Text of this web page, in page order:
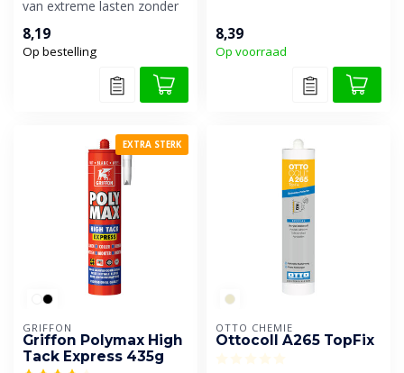
van extreme lasten zonder
Aanvangshe...
8,19
Op bestelling
8,39
Op voorraad
EXTRA STERK
GRIFFON
Griffon Polymax High
Tack Express 435g
OTTO CHEMIE
Ottocoll A265 TopFix